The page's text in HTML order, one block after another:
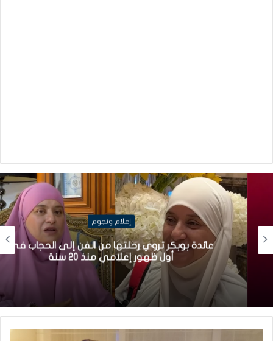
إعلام ونجوم
عائدة بوبكر تروي رحلتها من الفن إلى الحجاب في
أول ظهور إعلامي منذ 20 سنة